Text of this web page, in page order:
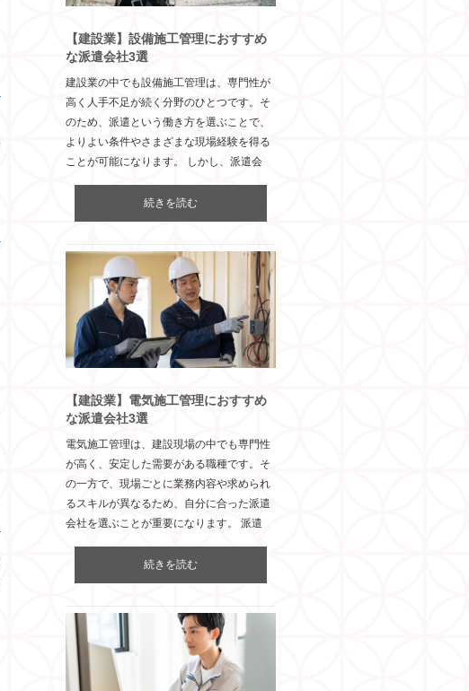
【建設業】設備施工管理におすすめ
な派遣会社3選
建設業の中でも設備施工管理は、専門性が
高く人手不足が続く分野のひとつです。そ
のため、派遣という働き方を選ぶことで、
よりよい条件やさまざまな現場経験を得る
ことが可能になります。 しかし、派遣会
続きを読む
【建設業】電気施工管理におすすめ
な派遣会社3選
電気施工管理は、建設現場の中でも専門性
が高く、安定した需要がある職種です。そ
の一方で、現場ごとに業務内容や求められ
るスキルが異なるため、自分に合った派遣
会社を選ぶことが重要になります。 派遣
続きを読む